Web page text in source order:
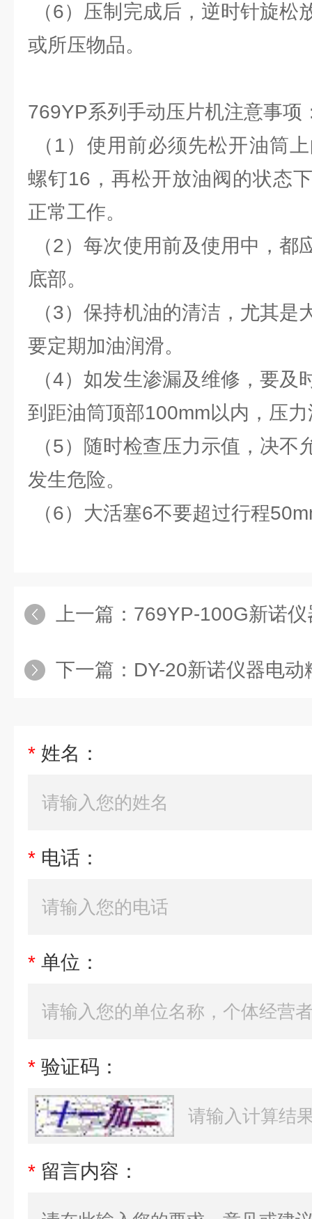
（6）压制完成后，逆时针旋松
或所压物品。
769YP系列手动压片机注意事项
（1）使用前必须先松开油筒
螺钉16，再松开放油阀的状态
正常工作。
（2）每次使用前及使用中，都
底部。
（3）保持机油的清洁，尤其是
要定期加油润滑。
（4）如发生渗漏及维修，要及
到距油筒顶部100mm以内，压
（5）随时检查压力示值，决不
发生危险。
（6）大活塞6不要超过行程
上一篇： 769YP-100G新诺仪器手动
下一篇： DY-20新诺仪器电
* 姓名：
* 电话：
* 单位：
* 验证码：
* 留言内容：